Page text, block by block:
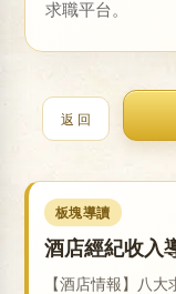
求職平台。
返 回
板塊導讀
酒店經紀收入
【酒店情報】八